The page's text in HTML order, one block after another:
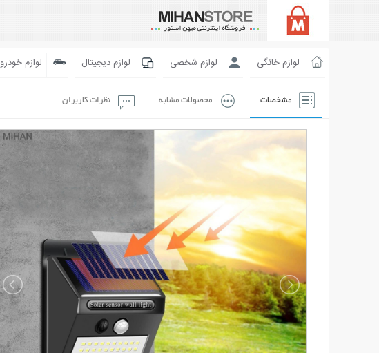
لوازم خانگی لوازم شخصی لوازم دیجیتال لوازم خودرو
مشخصات محصولات مشابه نظرات کاربران